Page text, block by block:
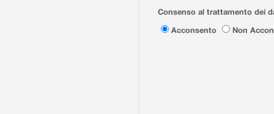
Consenso al trattamento dei
Acconsento
Non